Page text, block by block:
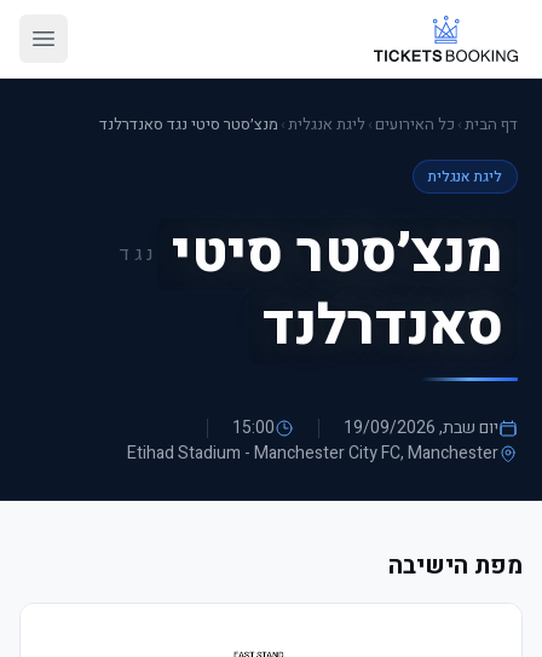
דף הבית› כל האירועים ›ליגת אנגלית› מנצ׳סטר סיטי נגד סאנדרלנד
ליגת אנגלית
מנצ׳סטר סיטי נגד
סאנדרלנד
יום שבת, 19/09/2026
15:00
Etihad Stadium - Manchester City FC, Manchester
מפת הישיבה